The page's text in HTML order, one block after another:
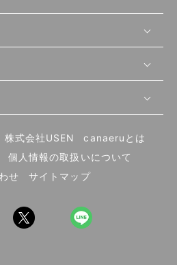
記事
外部サイト）
株式会社USEN
canaeruとは
個人情報の取扱いについて
せ
サイトマップ